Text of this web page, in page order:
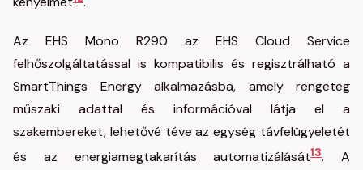
Az EHS Mono R290 az EHS Cloud Service
felhőszolgáltatással is kompatibilis és regisztrálható a
SmartThings Energy alkalmazásba, amely rengeteg
műszaki adattal és információval látja el a
szakembereket, lehetővé téve az egység távfelügyeletét
és az energiamegtakarítás automatizálását13. A